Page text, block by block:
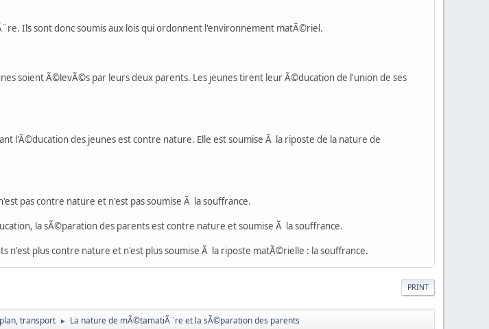
Ils sont donc soumis aux lois qui ordonnent l'environnement matÃ©riel.
soient Ã©levÃ©s par leurs deux parents. Les jeunes tirent leur Ã©ducation de l'union de ses
l'Ã©ducation des jeunes est contre nature. Elle est soumise Ã la riposte de la nature de
pas contre nature et n'est pas soumise Ã la souffrance.
la sÃ©paration des parents est contre nature et soumise Ã la souffrance.
n'est plus contre nature et n'est plus soumise Ã la riposte matÃ©rielle : la souffrance.
PRINT
transport ► La nature de mÃ©tamatiÃ¨re et la sÃ©paration des parents